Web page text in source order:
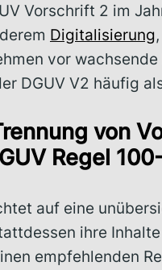
Vorschrift 2 im
Digitalisierung
vor
DGUV V2 häufig
von
Regel
auf eine
ihre
empfehlenden